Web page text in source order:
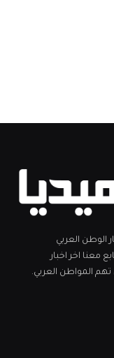
الوطن العربي
الأوسط والعالم، تأسست عام 2002. تابع معنا اخر اخبار
تهم المواطن العربي.